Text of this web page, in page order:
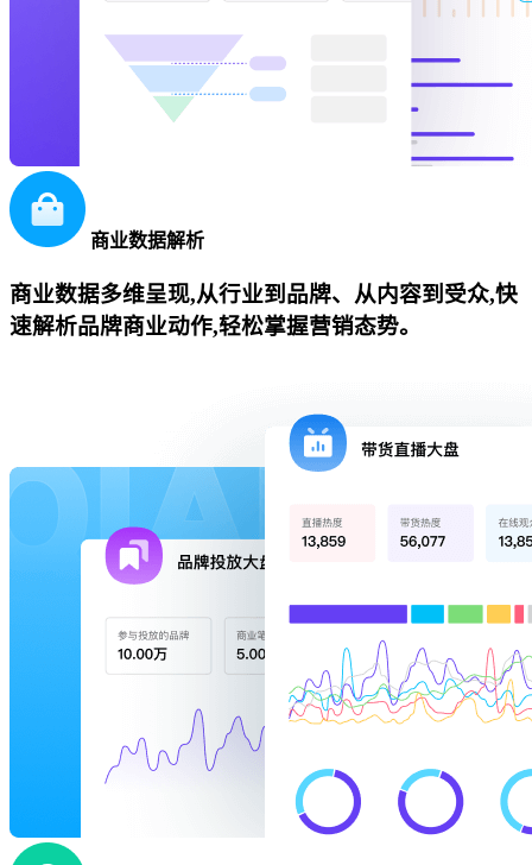
商业数据解析
商业数据多维呈现,从行业到品牌、从内容到受众,快
速解析品牌商业动作,轻松掌握营销态势。